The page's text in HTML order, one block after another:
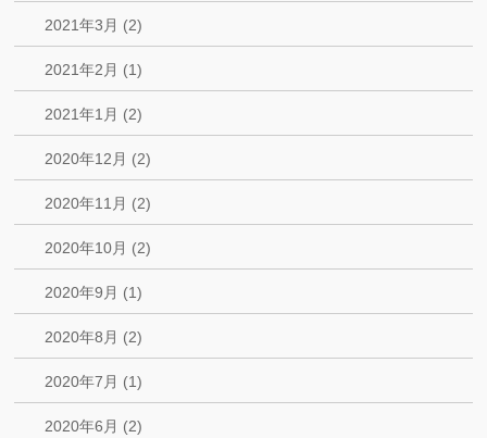
2021年3月 (2)
2021年2月 (1)
2021年1月 (2)
2020年12月 (2)
2020年11月 (2)
2020年10月 (2)
2020年9月 (1)
2020年8月 (2)
2020年7月 (1)
2020年6月 (2)